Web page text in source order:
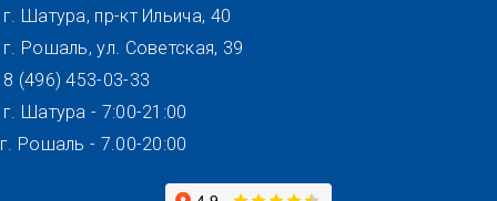
Перейти
г. Шатура, пр-кт Ильича, 40
г. Рошаль, ул. Советская, 39
8 (496) 453-03-33
г. Шатура - 7:00-21:00
г. Рошаль - 7.00-20:00